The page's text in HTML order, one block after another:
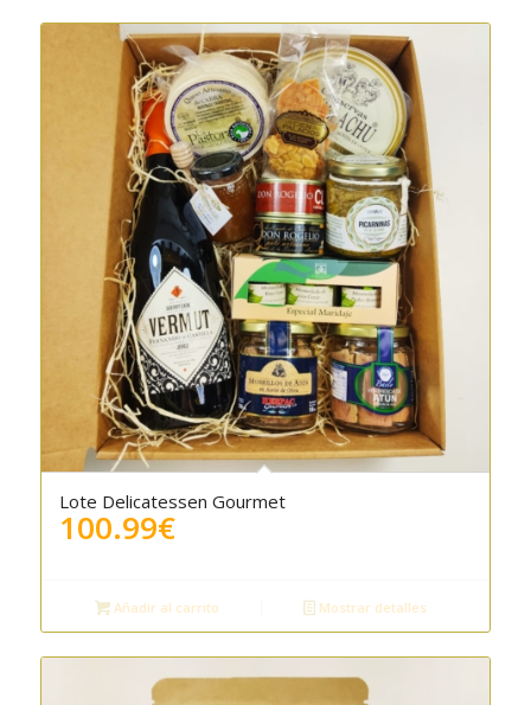
5.00
Lote Delicatessen Gourmet
100.99€
Añadir al carrito Mostrar detalles